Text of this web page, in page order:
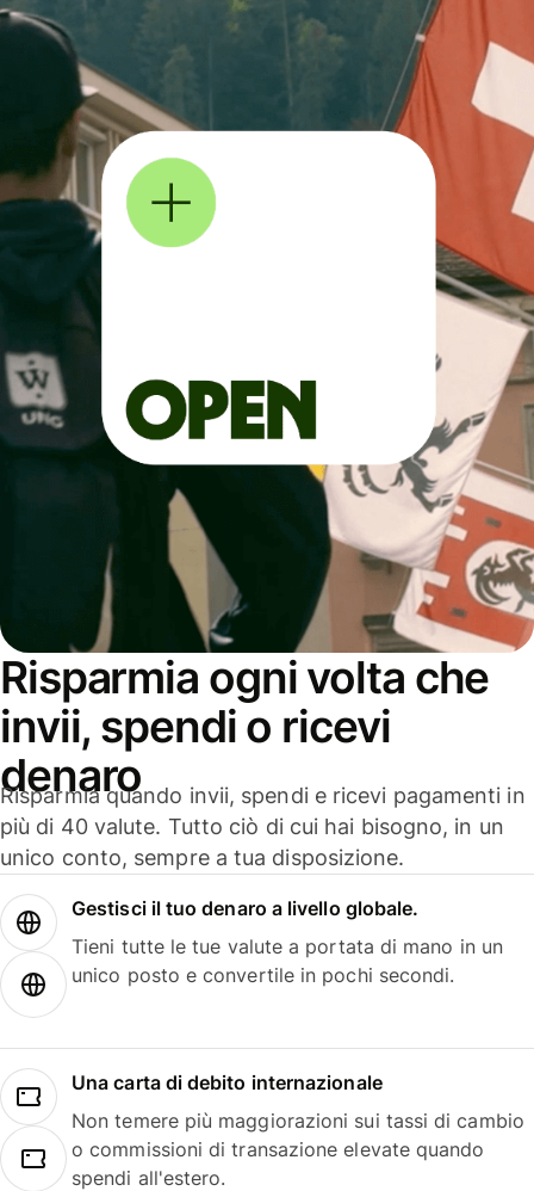
Risparmia ogni volta che
invii, spendi o ricevi
denaro
Risparmia quando invii, spendi e ricevi pagamenti in
più di 40 valute. Tutto ciò di cui hai bisogno, in un
unico conto, sempre a tua disposizione.
Gestisci il tuo denaro a livello globale.
Tieni tutte le tue valute a portata di mano in un
unico posto e convertile in pochi secondi.
Una carta di debito internazionale
Non temere più maggiorazioni sui tassi di cambio
o commissioni di transazione elevate quando
spendi all'estero.